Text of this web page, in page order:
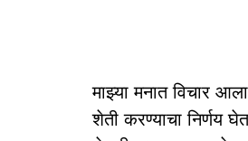
माझ्या मनात विचार
शेती करण्याचा निर्णय